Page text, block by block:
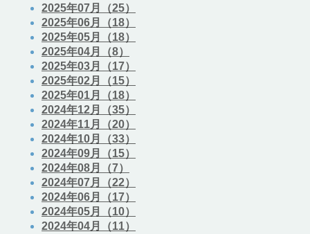
2025年07月（25）
2025年06月（18）
2025年05月（18）
2025年04月（8）
2025年03月（17）
2025年02月（15）
2025年01月（18）
2024年12月（35）
2024年11月（20）
2024年10月（33）
2024年09月（15）
2024年08月（7）
2024年07月（22）
2024年06月（17）
2024年05月（10）
2024年04月（11）